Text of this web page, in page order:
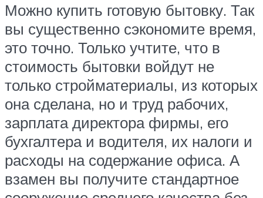
Можно купить готовую бытовку. Так
вы существенно сэкономите время,
это точно. Только учтите, что в
стоимость бытовки войдут не
только стройматериалы, из которых
она сделана, но и труд рабочих,
зарплата директора фирмы, его
бухгалтера и водителя, их налоги и
расходы на содержание офиса. А
взамен вы получите стандартное